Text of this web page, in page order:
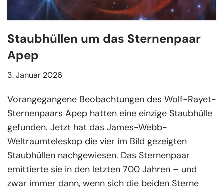
Staubhüllen um das Sternenpaar
Apep
3. Januar 2026
Vorangegangene Beobachtungen des Wolf-Rayet-
Sternenpaars Apep hatten eine einzige Staubhülle
gefunden. Jetzt hat das James-Webb-
Weltraumteleskop die vier im Bild gezeigten
Staubhüllen nachgewiesen. Das Sternenpaar
emittierte sie in den letzten 700 Jahren – und
zwar immer dann, wenn sich die beiden Sterne